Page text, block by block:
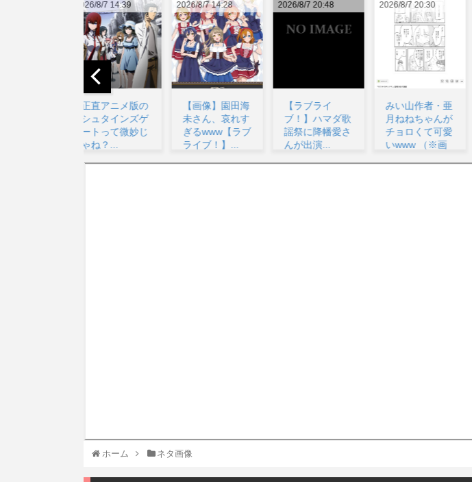
2026/8/7 20:48
【ラブライ
ブ！】ハマダ歌
謡祭に降幡愛さ
んが出演...
2026/8/7 20:30
みい山作者・亜
月ねねちゃんが
チョロくて可愛
いwww （※画
2026/8/7 19:46
【ラブライ
ブ！】これが、
105期蓮ノ空女
学院スクールア
2026/8/7 14:28
【画像】園田海
未さん、哀れす
ぎるwww【ラブ
ライブ！】...
ホーム ネタ画像